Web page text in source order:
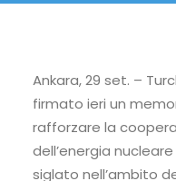
Ankara, 29 set. –
firmato ieri un
rafforzare la
dell’energia
siglato nell’ambito